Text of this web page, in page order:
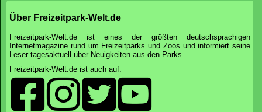
Über Freizeitpark-Welt.de
Freizeitpark-Welt.de ist eines der größten deutschsprachigen
Internetmagazine rund um Freizeitparks und Zoos und informiert seine
Leser tagesaktuell über Neuigkeiten aus den Parks.
Freizeitpark-Welt.de ist auch auf: